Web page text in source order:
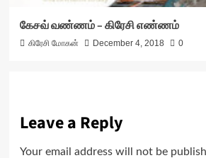
கேசவ் வண்ணம் – கிரேசி எண்ணம்
கிரேசி மோகன் December 4, 2018 0
Leave a Reply
Your email address will not be